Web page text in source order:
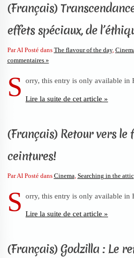
(Français)
effets spéciaux, de
Par AI Posté dans The flavour of the day,
commentaires »
S orry, this entry is only available in
Lire la suite de cet article »
(Français) Retour vers le
ceintures!
Par AI Posté dans Cinema Searching in the attic,
S orry, this entry is only available in
Lire la suite de cet article »
(Français) Godzilla : Le